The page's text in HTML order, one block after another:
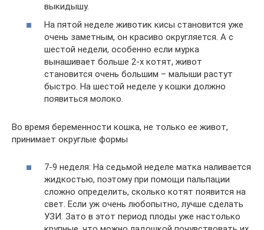
выкидышу.
На пятой неделе животик кисы становится уже
очень заметным, он красиво округляется. А с
шестой недели, особенно если мурка
вынашивает больше 2-х котят, живот
становится очень большим – малыши растут
быстро. На шестой неделе у кошки должно
появиться молоко.
Во время беременности кошка, не только ее живот,
принимает округлые формы
7-9 неделя: На седьмой неделе матка наливается
жидкостью, поэтому при помощи пальпации
сложно определить, сколько котят появится на
свет. Если уж очень любопытно, лучше сделать
УЗИ. Зато в этот период плоды уже настолько